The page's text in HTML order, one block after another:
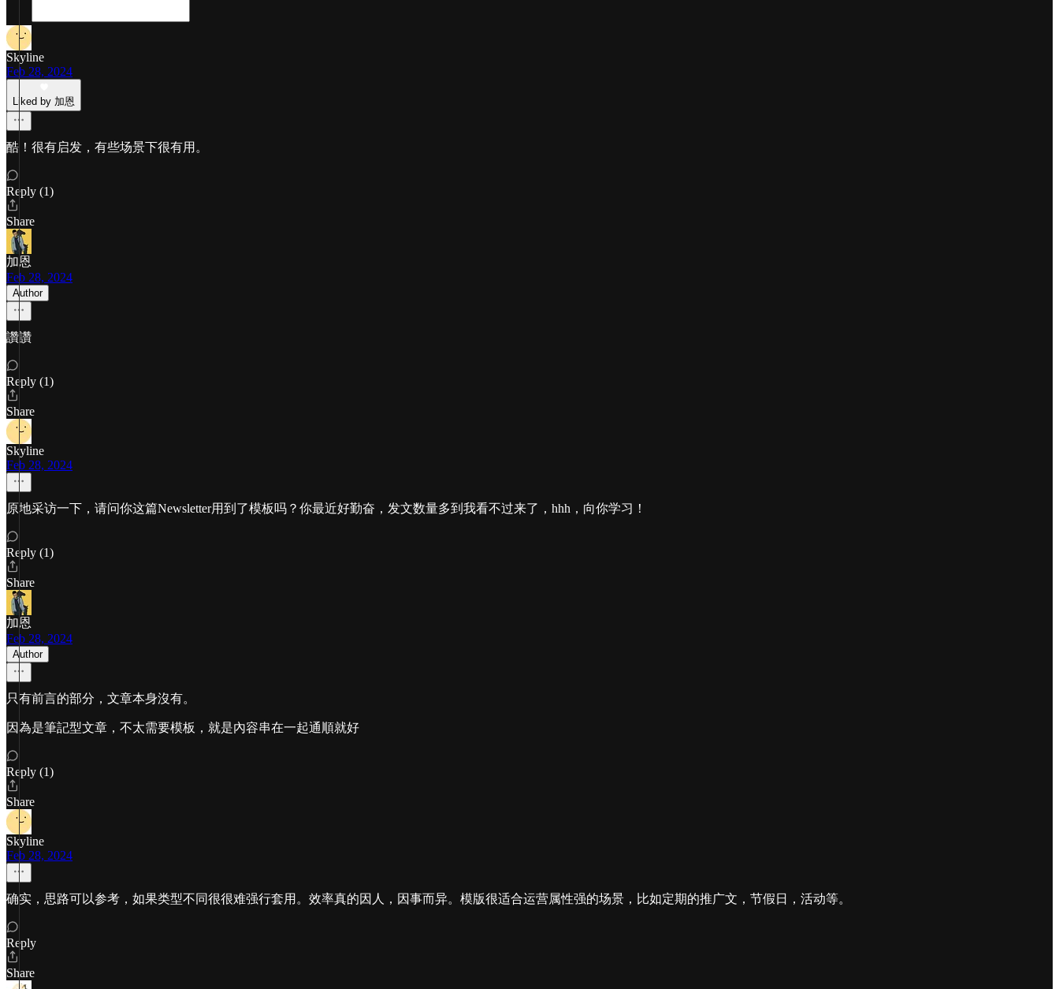
Skyline
Feb 28, 2024
Liked by 加恩
酷！很有启发，有些场景下很有用。
Reply (1)
Share
加恩
Feb 28, 2024
Author
讚讚
Reply (1)
Share
Skyline
Feb 28, 2024
原地采访一下，请问你这篇Newsletter用到了模板吗？你最近好勤奋，发文数量多到我看不过来了，hhh，向你学习！
Reply (1)
Share
加恩
Feb 28, 2024
Author
只有前言的部分，文章本身沒有。
因為是筆記型文章，不太需要模板，就是內容串在一起通順就好
Reply (1)
Share
Skyline
Feb 28, 2024
确实，思路可以参考，如果类型不同很很难强行套用。效率真的因人，因事而异。模版很适合运营属性强的场景，比如定期的推广文，节假日，活动等。
Reply
Share